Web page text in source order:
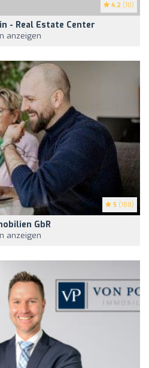
4.2 (10)
- Real Estate Center
anzeigen
5 (188)
GbR
anzeigen